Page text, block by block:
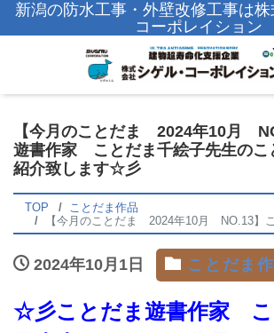
新潟の防水工事・外壁改修工事は株
コーポレイション
【今月のことだま 2024年10月
遊書作家 ことだま千絵子先生のこ
紹介致します☆彡
TOP
ことだま作品
【今月のことだま 2024年10月 NO.13】ことだま遊書作家 ことだま千絵子先生の
2024年10月1日 ことだま
☆彡ことだま遊書作家 こ